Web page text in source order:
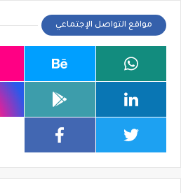
مواقع التواصل الإجتماعي